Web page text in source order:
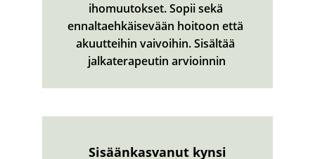
ihomuutokset. Sopii sekä
ennaltaehkäisevään hoitoon että
akuutteihin vaivoihin. Sisältää
jalkaterapeutin arvioinnin
Sisäänkasvanut kynsi